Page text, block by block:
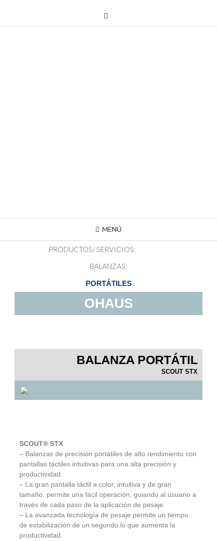
MENÚ
PRODUCTOS/ SERVICIOS:
BALANZAS:
PORTÁTILES
OHAUS
BALANZA PORTÁTIL
SCOUT STX
SCOUT® STX
– Balanzas de precisión portátiles de alto rendimiento con
pantallas táctiles intuitivas para una alta precisión y
productividad.
– La gran pantalla táctil a color, intuitiva y de gran
tamaño, permite una fácil operación, guiando al usuario a
través de cada paso de la aplicación de pesaje.
– La avanzada tecnología de pesaje permite un tiempo
de estabilización de un segundo lo que aumenta la
productividad.